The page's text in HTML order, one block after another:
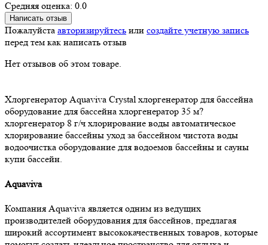
Средняя оценка: 0.0
Написать отзыв
Пожалуйста авторизируйтесь или создайте учетную запись
перед тем как написать отзыв
Нет отзывов об этом товаре.
Хлоргенератор Aquaviva Crystal хлоргенератор для бассейна
оборудование для бассейна хлоргенератор 35 м?
хлоргенератор 8 г/ч хлорирование воды автоматическое
хлорирование бассейны уход за бассейном чистота воды
водоочистка оборудование для водоемов бассейны и сауны
купи бассейн.
Aquaviva
Компания Aquaviva является одним из ведущих
производителей оборудования для бассейнов, предлагая
широкий ассортимент высококачественных товаров, которые